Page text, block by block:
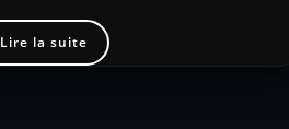
Lire la suite